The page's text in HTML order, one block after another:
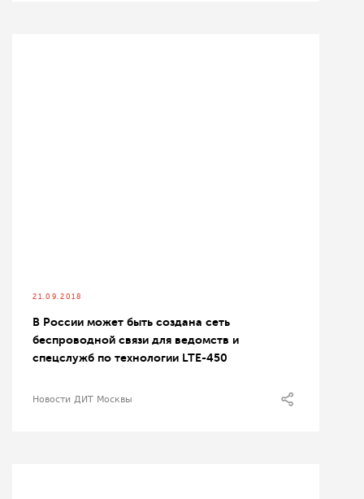
21.09.2018
В России может быть создана сеть
беспроводной связи для ведомств и
спецслужб по технологии LTE-450
Новости ДИТ Москвы